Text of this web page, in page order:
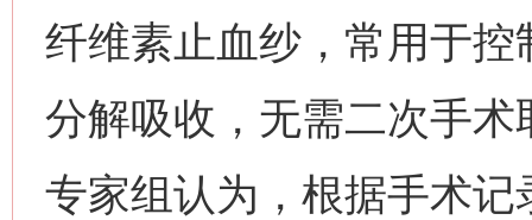
纤维素止血纱，常用于
分解吸收，无需二次手
专家组认为，根据手术